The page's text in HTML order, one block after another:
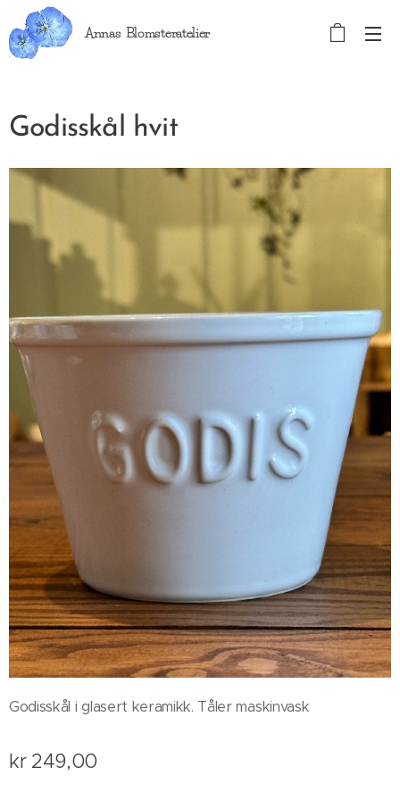
Annas Blomsteratelier
Godisskål hvit
Godisskål i glasert keramikk. Tåler maskinvask
kr 249,00